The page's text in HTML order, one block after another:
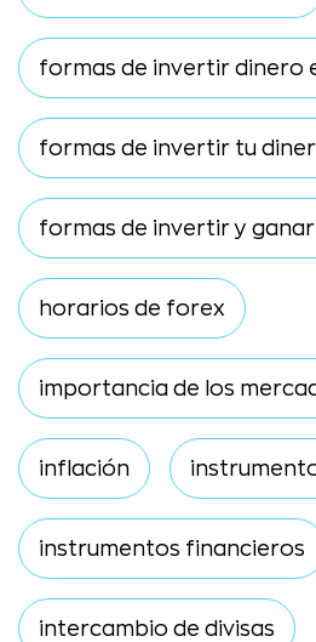
formas de invertir dinero
formas de invertir tu
formas de invertir y
horarios de forex
importancia de los
inflación
instrumentos financieros
intercambio de divisas